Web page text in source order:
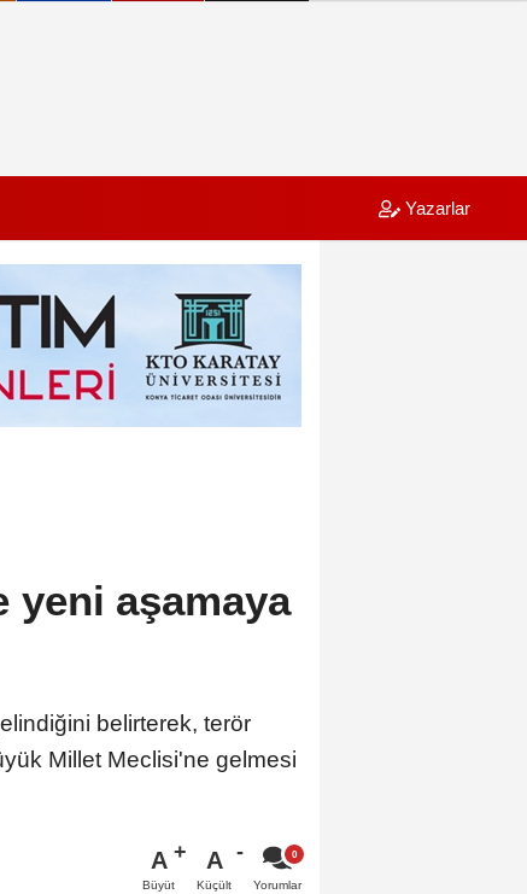
Yazarlar
yeni aşamaya
belirterek, terör
Millet Meclisi'ne gelmesi
A
Büyüt
A
Küçült Yorumlar